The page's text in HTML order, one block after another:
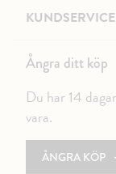
KUNDSERVICE
Ångra ditt köp
Du har 14
vara.
ÅNGRA KÖP